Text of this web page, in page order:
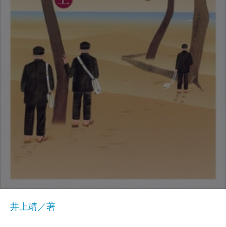
井上靖／著